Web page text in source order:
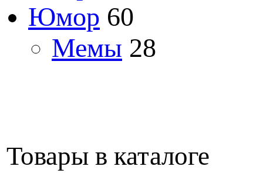
Юмор 60
Мемы 28
Товары в каталоге